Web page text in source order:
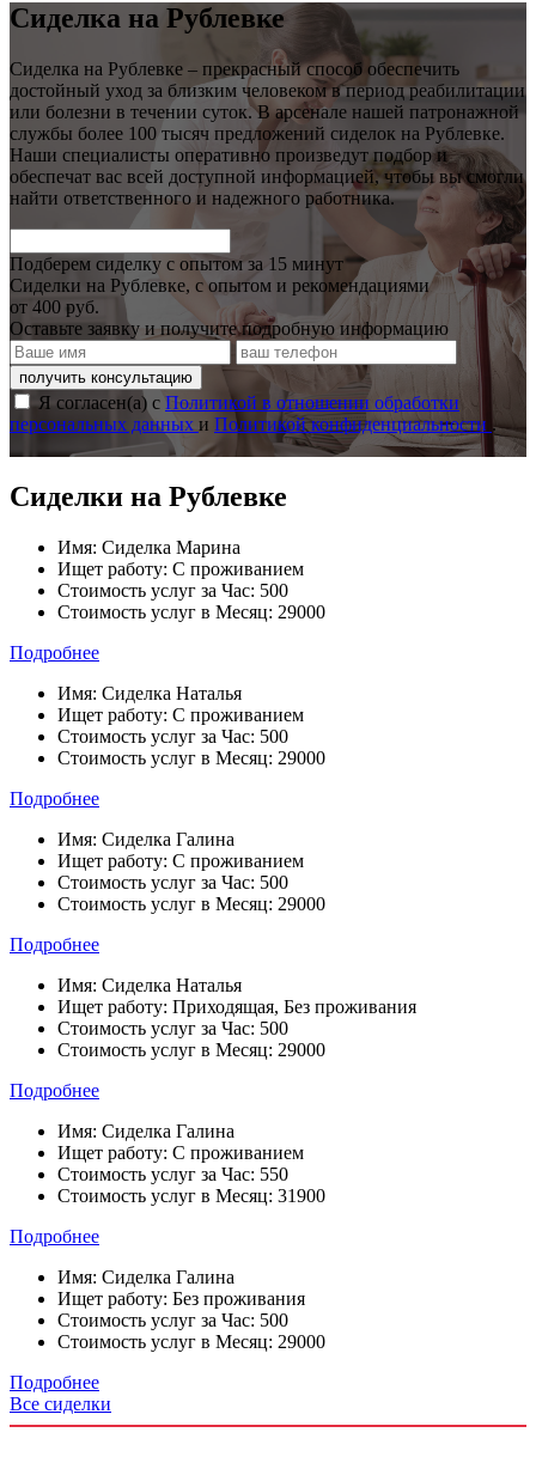
Сиделка на Рублевке
Сиделка на Рублевке – прекрасный способ обеспечить
достойный уход за близким человеком в период реабилитации
или болезни в течении суток. В арсенале нашей патронажной
службы более 100 тысяч предложений сиделок на Рублевке.
Наши специалисты оперативно произведут подбор и
обеспечат вас всей доступной информацией, чтобы вы смогли
найти ответственного и надежного работника.
Подберем сиделку с опытом за 15 минут
Сиделки на Рублевке, с опытом и рекомендациями
от 400 руб.
Оставьте заявку и получите подробную информацию
получить консультацию
Я согласен(а) с Политикой в отношении обработки
персональных данных и Политикой конфиденциальности .
Сиделки на Рублевке
Имя: Сиделка Марина
Ищет работу: С проживанием
Стоимость услуг за Час: 500
Стоимость услуг в Месяц: 29000
Подробнее
Имя: Сиделка Наталья
Ищет работу: С проживанием
Стоимость услуг за Час: 500
Стоимость услуг в Месяц: 29000
Подробнее
Имя: Сиделка Галина
Ищет работу: С проживанием
Стоимость услуг за Час: 500
Стоимость услуг в Месяц: 29000
Подробнее
Имя: Сиделка Наталья
Ищет работу: Приходящая, Без проживания
Стоимость услуг за Час: 500
Стоимость услуг в Месяц: 29000
Подробнее
Имя: Сиделка Галина
Ищет работу: С проживанием
Стоимость услуг за Час: 550
Стоимость услуг в Месяц: 31900
Подробнее
Имя: Сиделка Галина
Ищет работу: Без проживания
Стоимость услуг за Час: 500
Стоимость услуг в Месяц: 29000
Подробнее
Все сиделки